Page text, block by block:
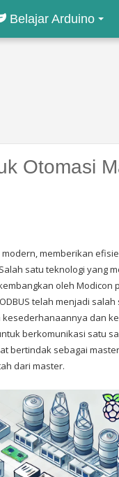
Belajar Arduino
Otomasi
memberikan
satu teknologi yang
oleh Modicon
telah menjadi
dan
berkomunikasi satu
bertindak sebagai
dari master.